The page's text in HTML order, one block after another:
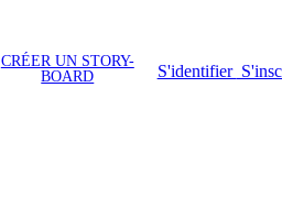
CRÉER UN STORY-
BOARD
S'identifier